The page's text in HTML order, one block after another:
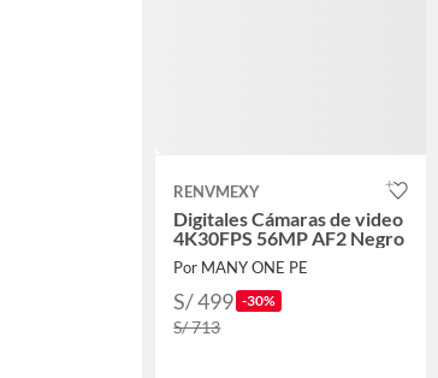
RENVMEXY
Digitales Cámaras de video
4K30FPS 56MP AF2 Negro
Por MANY ONE PE
S/ 499 -30%
S/ 713